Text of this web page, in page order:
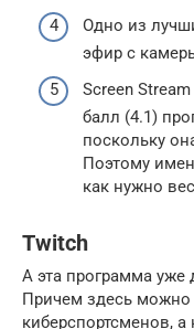
Одно из
эфир с
Screen
балл (4.1)
поскольку
Поэтому
как нужно
Twitch
А эта программа уже
Причем здесь
киберспортсменов,